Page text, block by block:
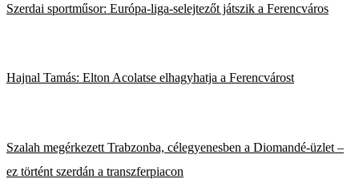
Szerdai sportműsor: Európa-liga-selejtezőt játszik a Ferencváros
Hajnal Tamás: Elton Acolatse elhagyhatja a Ferencvárost
Szalah megérkezett Trabzonba, célegyenesben a Diomandé-üzlet –
ez történt szerdán a transzferpiacon